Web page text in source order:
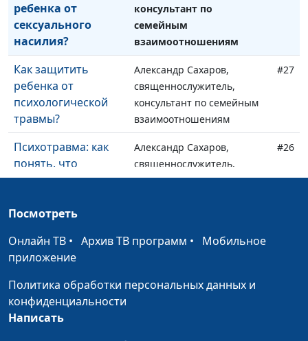
ребенка от
сексуального
насилия?
консультант по
семейным
взаимоотношениям
Как защитить
ребенка от
психологической
травмы?
Александр Сахаров,
священнослужитель,
консультант по семейным
взаимоотношениям
#27
Психотравма: как
понять, что
ребенок был
травмирован?
Александр Сахаров,
священнослужитель,
консультант по семейным
#26
Здоровая
сексуальность: как
Александр Сахаров,
взаимоотношениям
Сексуальная
Посмотреть
Онлайн ТВ • Архив ТВ программ • Мобильное
приложение
Политика обработки персональных данных и
конфиденциальности
Написать